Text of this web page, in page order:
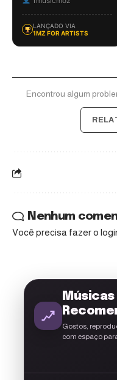
LANÇADO VIA
1MZ FOR ARTISTS
Encontrou algum
Nenhum
Você precisa fazer o
Músicas
Gostos,
com espaço